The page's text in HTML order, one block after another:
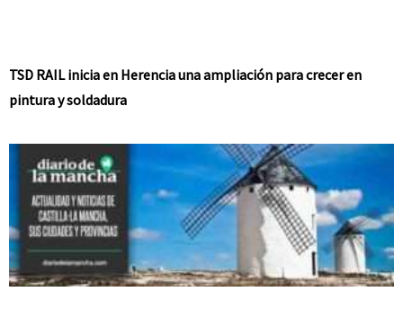
TSD RAIL inicia en Herencia una ampliación para crecer en
pintura y soldadura